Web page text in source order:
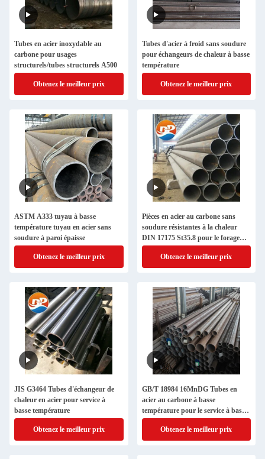
Tubes en acier inoxydable au
carbone pour usages
structurels/tubes structurels A500
Obtenez le meilleur prix
Tubes d'acier à froid sans soudure
pour échangeurs de chaleur à basse
température
Obtenez le meilleur prix
ASTM A333 tuyau à basse
température tuyau en acier sans
soudure à paroi épaisse
Obtenez le meilleur prix
Pièces en acier au carbone sans
soudure résistantes à la chaleur
DIN 17175 St35.8 pour le forage
pétrolier / gazier
Obtenez le meilleur prix
JIS G3464 Tubes d'échangeur de
chaleur en acier pour service à
basse température
Obtenez le meilleur prix
GB/T 18984 16MnDG Tubes en
acier au carbone à basse
température pour le service à basse
température
Obtenez le meilleur prix